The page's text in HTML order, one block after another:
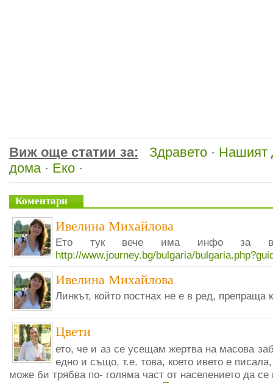
Виж още статии за: Здравето · Нашият
дома· Еко ·
Коментари
Ивелина Михайлова
Ето тук вече има инфо за
http://www.journey.bg/bulgaria/
Ивелина Михайлова
Линкът, който постнах не е в ред, препраща
Цвети
ето, че и аз се усещам жертва на масова
едно и също, т.е. това, което ивето е
може би трябва по- голяма част от населението да